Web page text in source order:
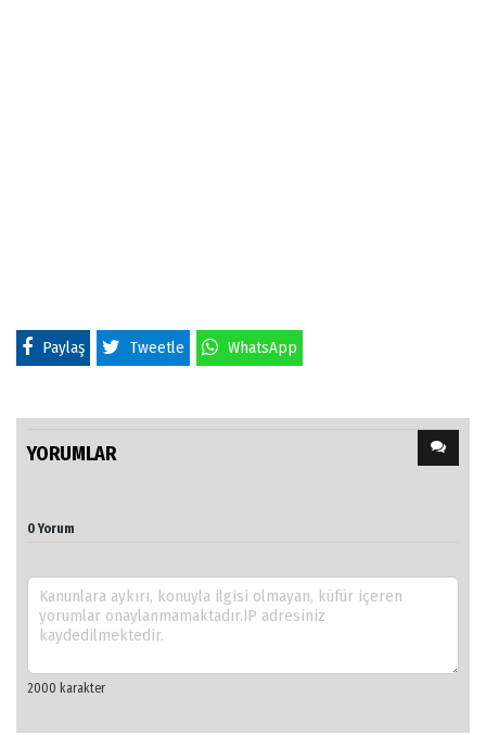
Paylaş Tweetle WhatsApp
YORUMLAR
0 Yorum